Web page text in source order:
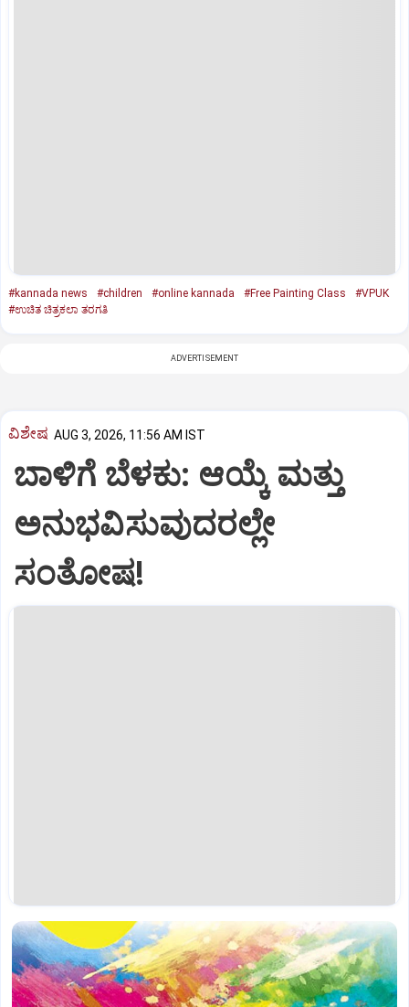
#kannada news #children #online kannada #Free Painting Class
#VPUK
#ಉಚಿತ ಚಿತ್ರಕಲಾ ತರಗತಿ
ADVERTISEMENT
ವಿಶೇಷ AUG 3, 2026, 11:56 AM IST
ಬಾಳಿಗೆ ಬೆಳಕು: ಆಯ್ಕೆ ಮತ್ತು
ಅನುಭವಿಸುವುದರಲ್ಲೇ
ಸಂತೋಷ!